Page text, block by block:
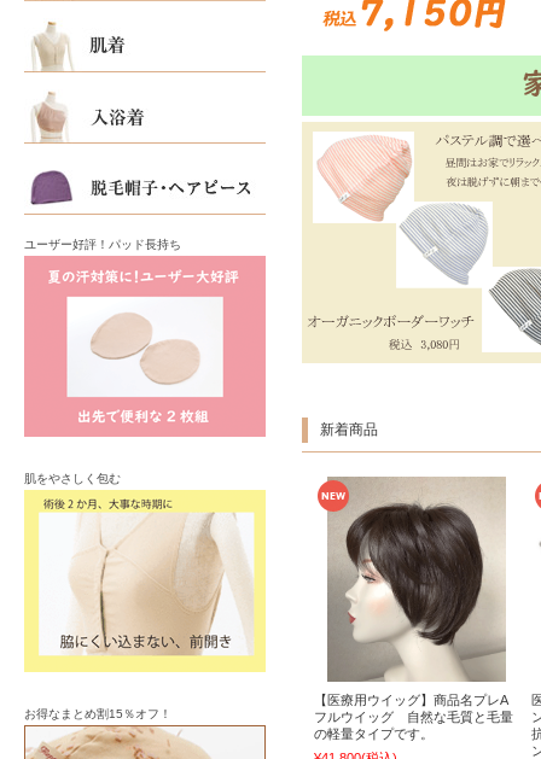
新着商品
【医療用ウイッグ】商品名プレA
フルウイッグ 自然な毛質と毛量
の軽量タイプです。
ユーザー好評！パッド長持ち
肌をやさしく包む
お得なまとめ割15％オフ！